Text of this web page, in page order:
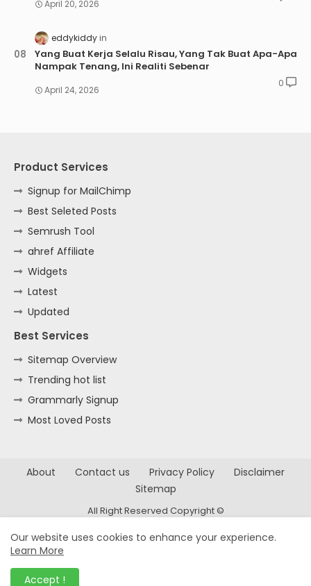
April 20, 2026
eddykiddy
Yang Buat Kerja Selalu Risau, Yang Tak Buat Apa-Apa
Nampak Tenang, Ini Realiti Sebenar
April 24, 2026
0
Product Services
Signup for MailChimp
Best Seleted Posts
Semrush Tool
ahref Affiliate
Widgets
Latest
Updated
Best Services
Sitemap Overview
Trending hot list
Grammarly Signup
Most Loved Posts
About Contact us Privacy Policy
Disclaimer
Sitemap
All Right Reserved Copyright ©
Our website uses cookies to enhance your experience.
Learn More
Accept !